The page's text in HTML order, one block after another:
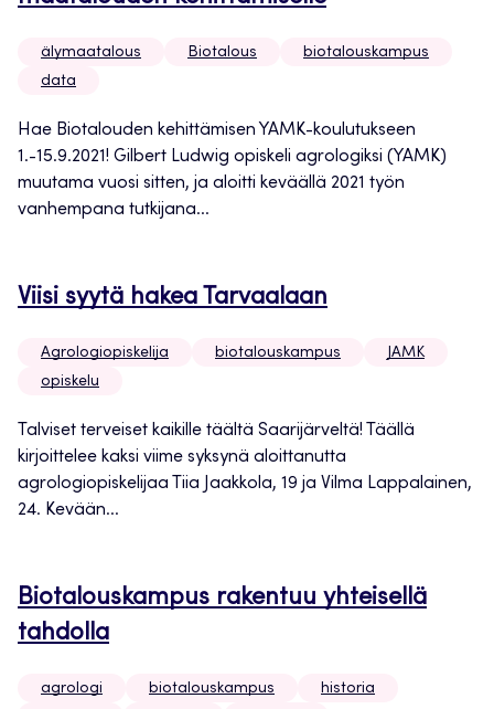
älymaatalous Biotalous
biotalouskampus
data
Hae Biotalouden kehittämisen YAMK-koulutukseen
1.-15.9.2021! Gilbert Ludwig opiskeli agrologiksi (YAMK)
muutama vuosi sitten, ja aloitti keväällä 2021 työn
vanhempana tutkijana...
Viisi syytä hakea Tarvaalaan
Agrologiopiskelija biotalouskampus
JAMK
opiskelu
Talviset terveiset kaikille täältä Saarijärveltä! Täällä
kirjoittelee kaksi viime syksynä aloittanutta
agrologiopiskelijaa Tiia Jaakkola, 19 ja Vilma Lappalainen,
24. Kevään...
Biotalouskampus rakentuu yhteisellä
tahdolla
agrologi biotalouskampus
historia